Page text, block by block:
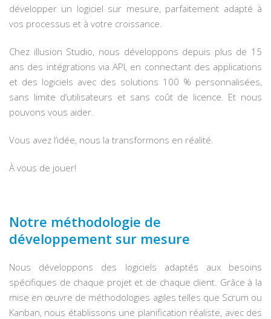
développer un logiciel sur mesure, parfaitement adapté à
vos processus et à votre croissance.
Chez illusion Studio, nous développons depuis plus de 15
ans des intégrations via API, en connectant des applications
et des logiciels avec des solutions 100 % personnalisées,
sans limite d’utilisateurs et sans coût de licence. Et nous
pouvons vous aider.
Vous avez l’idée, nous la transformons en réalité.
À vous de jouer!
Notre méthodologie de
développement sur mesure
Nous développons des logiciels adaptés aux besoins
spécifiques de chaque projet et de chaque client. Grâce à la
mise en œuvre de méthodologies agiles telles que Scrum ou
Kanban, nous établissons une planification réaliste, avec des